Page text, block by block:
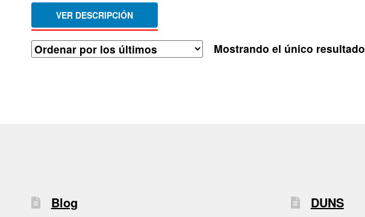
VER DESCRIPCIÓN
Mostrando el único resultado
Blog
DUNS